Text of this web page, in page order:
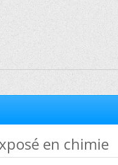
en chimie